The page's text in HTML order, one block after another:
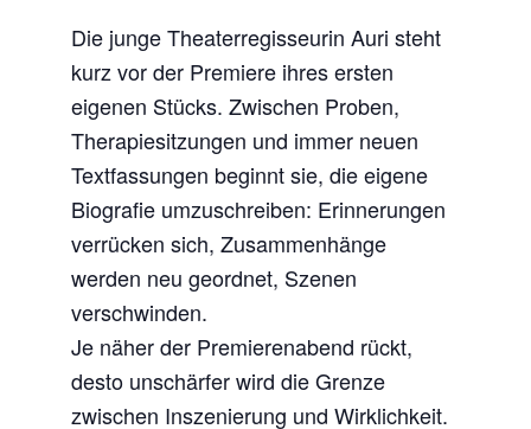
Die junge Theaterregisseurin Auri steht
kurz vor der Premiere ihres ersten
eigenen Stücks. Zwischen Proben,
Therapiesitzungen und immer neuen
Textfassungen beginnt sie, die eigene
Biografie umzuschreiben: Erinnerungen
verrücken sich, Zusammenhänge
werden neu geordnet, Szenen
verschwinden.
Je näher der Premierenabend rückt,
desto unschärfer wird die Grenze
zwischen Inszenierung und Wirklichkeit.